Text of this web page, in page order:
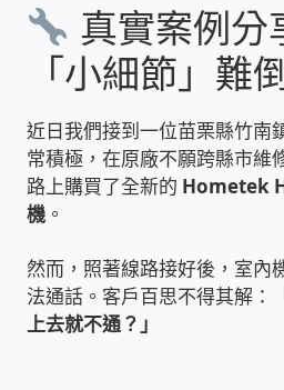
電子鎖安裝-實績案例
電話總機安裝維修-實績
徵 伙伴
真實案例分
「小細節」難
近日我們接到一位苗栗縣竹南
常積極，在原廠不願跨縣市維
路上購買了全新的 Hometek
機 。
然而，照著線路接好後，室內
法通話。客戶百思不得其解：
上去就不通？」